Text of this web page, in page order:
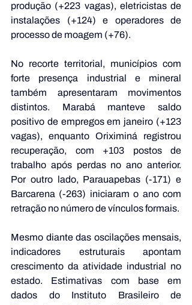
produção (+223 vagas), eletricistas de
instalações (+124) e operadores de
processo de moagem (+76).
No recorte territorial, municípios com
forte presença industrial e mineral
também apresentaram movimentos
distintos. Marabá manteve saldo
positivo de empregos em janeiro (+123
vagas), enquanto Oriximiná registrou
recuperação, com +103 postos de
trabalho após perdas no ano anterior.
Por outro lado, Parauapebas (-171) e
Barcarena (-263) iniciaram o ano com
retração no número de vínculos formais.
Mesmo diante das oscilações mensais,
indicadores estruturais apontam
crescimento da atividade industrial no
estado. Estimativas com base em
dados do Instituto Brasileiro de